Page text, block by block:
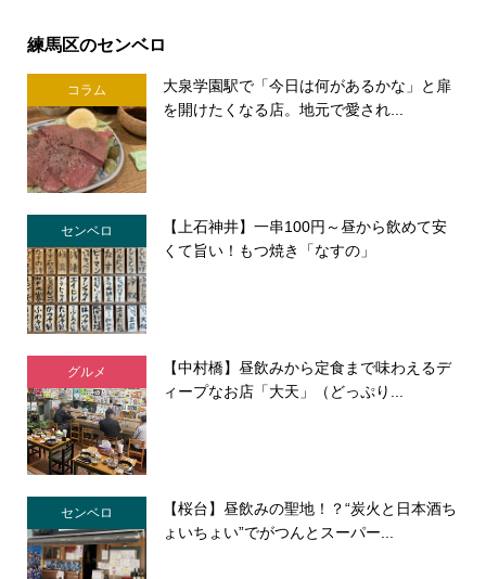
練馬区のセンベロ
コラム
大泉学園駅で「今日は何があるかな」と扉
を開けたくなる店。地元で愛され...
センベロ
【上石神井】一串100円～昼から飲めて安
くて旨い！もつ焼き「なすの」
グルメ
【中村橋】昼飲みから定食まで味わえるデ
ィープなお店「大天」（どっぷり...
センベロ
【桜台】昼飲みの聖地！？“炭火と日本酒ち
ょいちょい”でがつんとスーパー...